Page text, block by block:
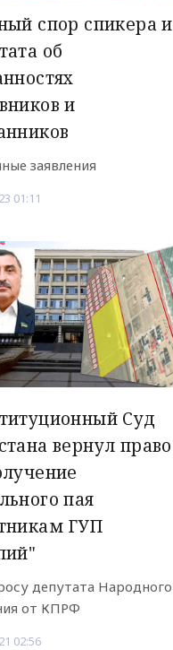
спор спикера и
об
и
заявления
01:11
Суд
вернул право
пая
ГУП
депутата Народного
от КПРФ
02:56